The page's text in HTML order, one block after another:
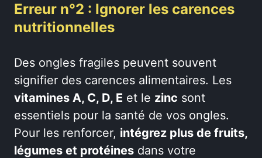
Erreur n°2 : Ignorer les carences
nutritionnelles
Des ongles fragiles peuvent souvent
signifier des carences alimentaires. Les
vitamines A, C, D, E et le zinc sont
essentiels pour la santé de vos ongles.
Pour les renforcer, intégrez plus de fruits,
légumes et protéines dans votre